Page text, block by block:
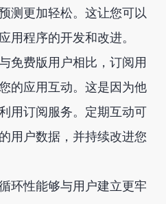
测更加轻松。这让您可以
用程序的开发和改进。
免费版用户相比，订阅用
的应用互动。这是因为他
用订阅服务。定期互动可
用户数据，并持续改进您
环性能够与用户建立更牢